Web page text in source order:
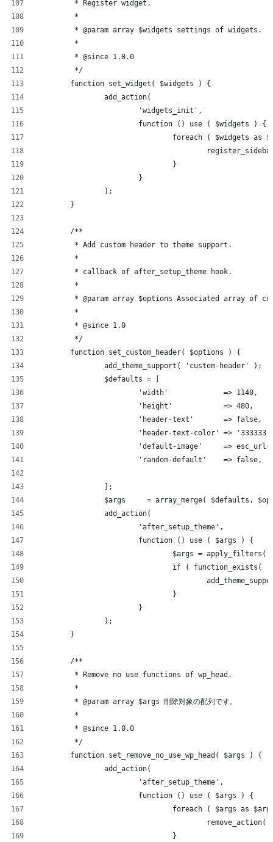
	 * Register widget.
	 *
	 * @param array $widgets settings of widgets.
	 *
	 * @since 1.0.0
	 */
	function set_widget( $widgets ) {
		add_action(
			'widgets_init',
			function () use ( $widgets ) {
foreach ( $widgets as
				}
			}
		);
	}
	/**
	 * Add custom header to theme support.
	 *
	 * callback of after_setup_theme hook.
	 *
* @param array $options Associated array of
	 *
	 * @since 1.0
	 */
	function set_custom_header( $options ) {
		add_theme_support( 'custom-header' );
		$defaults = [
			'width'             => 1140,
			'height'            => 480,
			'header-text'       => false,
'header-text-color' =>
'default-image'     =>
			'random-default'    => false,
		];
$args     = array_merge( $defaults,
		add_action(
			'after_setup_theme',
			function () use ( $args ) {
$args =
if (
				}
			}
		);
	}
	/**
	 * Remove no use functions of wp_head.
	 *
	 * @param array $args 削除対象の配列です。
	 *
	 * @since 1.0.0
	 */
	function set_remove_no_use_wp_head( $args ) {
		add_action(
			'after_setup_theme',
			function () use ( $args ) {
foreach ( $args as
				}